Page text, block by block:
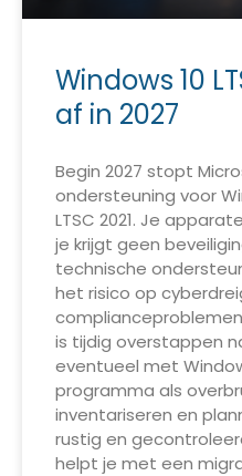
Windows 10
af in 2027
Begin 2027 stopt
ondersteuning voor
LTSC 2021. Je
je krijgt geen
technische
het risico op
is tijdig overstappen
eventueel met
programma als
inventariseren en
rustig en
helpt je met een